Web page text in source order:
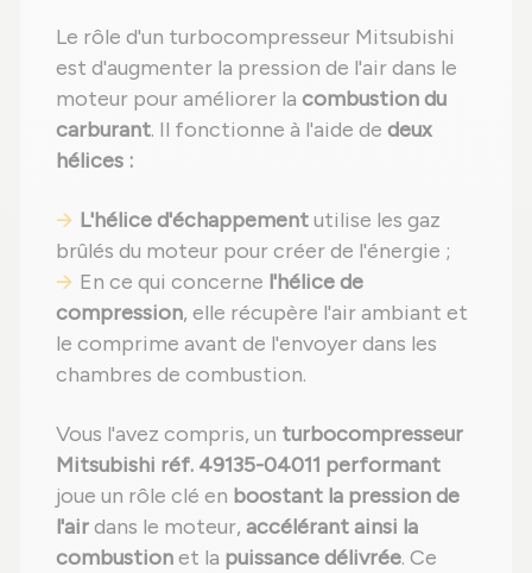
Le rôle d'un turbocompresseur Mitsubishi
est d'augmenter la pression de l'air dans le
moteur pour améliorer la combustion du
carburant. Il fonctionne à l'aide de deux
hélices :
L'hélice d'échappementutilise les gaz
brûlés du moteur pour créer de l'énergie ;
En ce qui concerne l'hélice de
compression, elle récupère l'air ambiant et
le comprime avant de l'envoyer dans les
chambres de combustion.
Vous l'avez compris, un turbocompresseur
Mitsubishi réf. 49135-04011 performant
joue un rôle clé en boostant la pression de
l'airdans le moteur, accélérant ainsi la
combustionet la puissance délivrée. Ce